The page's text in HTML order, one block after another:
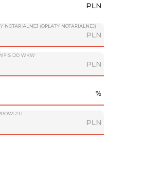
PLN
NOTARIALNEJ (OPŁATY NOTARIALNEJ)
PLN
DO WKW
PLN
%
PLN